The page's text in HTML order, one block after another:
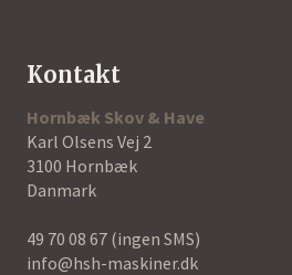
Kontakt
Hornbæk Skov & Have
Karl Olsens Vej 2
3100 Hornbæk
Danmark
49 70 08 67 (ingen SMS)
info@hsh-maskiner.dk